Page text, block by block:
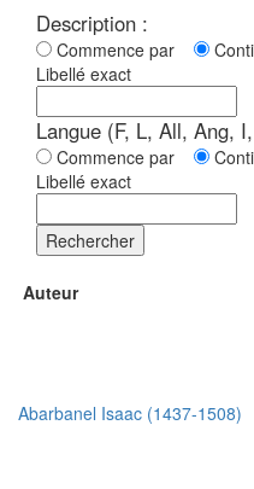
Description :
Commence par
Libellé exact
Langue (F, L, All, Ang,
Commence par
Libellé exact
Rechercher
Auteur
Abarbanel Isaac (1437-1508)